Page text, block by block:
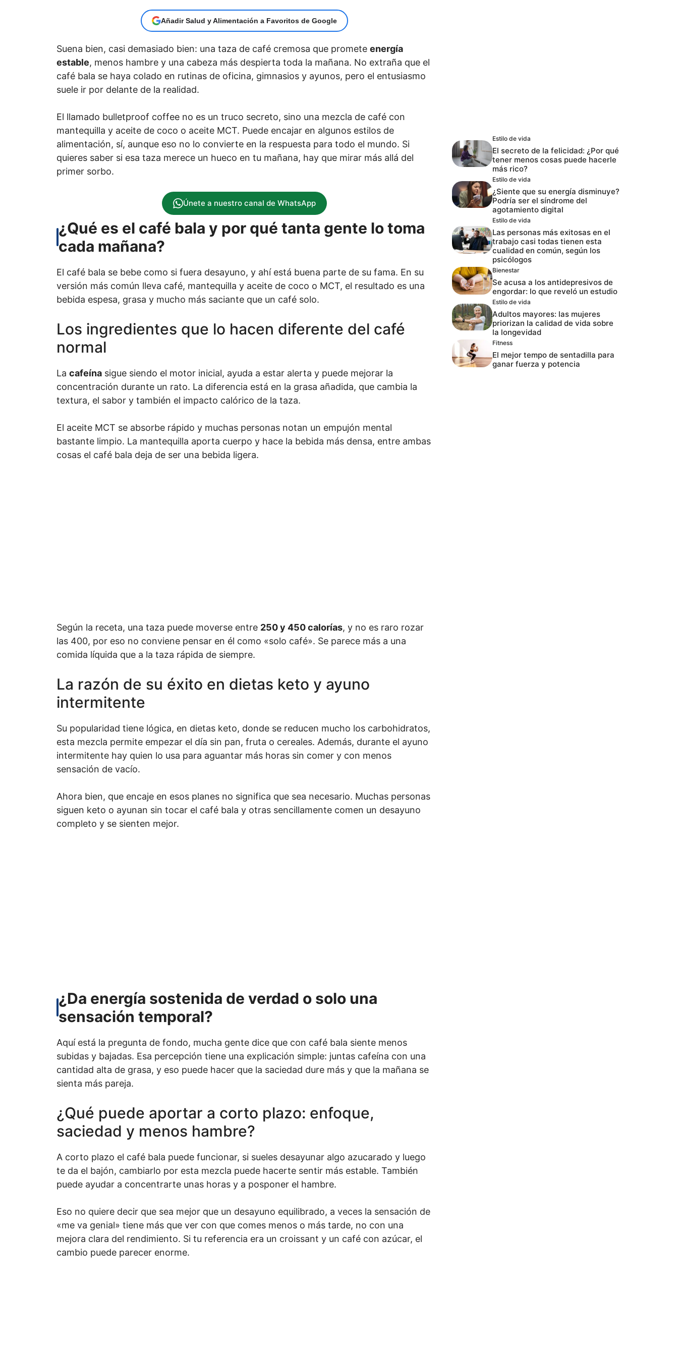
Añadir Salud y Alimentación a Favoritos de Google
Suena bien, casi demasiado bien: una taza de café cremosa que promete energía
estable, menos hambre y una cabeza más despierta toda la mañana. No extraña que el
café bala se haya colado en rutinas de oficina, gimnasios y ayunos, pero el entusiasmo
suele ir por delante de la realidad.
El llamado bulletproof coffee no es un truco secreto, sino una mezcla de café con
mantequilla y aceite de coco o aceite MCT. Puede encajar en algunos estilos de
alimentación, sí, aunque eso no lo convierte en la respuesta para todo el mundo. Si
quieres saber si esa taza merece un hueco en tu mañana, hay que mirar más allá del
primer sorbo.
Únete a nuestro canal de WhatsApp
¿Qué es el café bala y por qué tanta gente lo toma
cada mañana?
El café bala se bebe como si fuera desayuno, y ahí está buena parte de su fama. En su
versión más común lleva café, mantequilla y aceite de coco o MCT, el resultado es una
bebida espesa, grasa y mucho más saciante que un café solo.
Los ingredientes que lo hacen diferente del café
normal
La cafeína sigue siendo el motor inicial, ayuda a estar alerta y puede mejorar la
concentración durante un rato. La diferencia está en la grasa añadida, que cambia la
textura, el sabor y también el impacto calórico de la taza.
El aceite MCT se absorbe rápido y muchas personas notan un empujón mental
bastante limpio. La mantequilla aporta cuerpo y hace la bebida más densa, entre ambas
cosas el café bala deja de ser una bebida ligera.
Según la receta, una taza puede moverse entre 250 y 450 calorías, y no es raro rozar
las 400, por eso no conviene pensar en él como «solo café». Se parece más a una
comida líquida que a la taza rápida de siempre.
La razón de su éxito en dietas keto y ayuno
intermitente
Su popularidad tiene lógica, en dietas keto, donde se reducen mucho los carbohidratos,
esta mezcla permite empezar el día sin pan, fruta o cereales. Además, durante el ayuno
intermitente hay quien lo usa para aguantar más horas sin comer y con menos
sensación de vacío.
Ahora bien, que encaje en esos planes no significa que sea necesario. Muchas personas
siguen keto o ayunan sin tocar el café bala y otras sencillamente comen un desayuno
completo y se sienten mejor.
¿Da energía sostenida de verdad o solo una
sensación temporal?
Aquí está la pregunta de fondo, mucha gente dice que con café bala siente menos
subidas y bajadas. Esa percepción tiene una explicación simple: juntas cafeína con una
cantidad alta de grasa, y eso puede hacer que la saciedad dure más y que la mañana se
sienta más pareja.
¿Qué puede aportar a corto plazo: enfoque,
saciedad y menos hambre?
A corto plazo el café bala puede funcionar, si sueles desayunar algo azucarado y luego
te da el bajón, cambiarlo por esta mezcla puede hacerte sentir más estable. También
puede ayudar a concentrarte unas horas y a posponer el hambre.
Eso no quiere decir que sea mejor que un desayuno equilibrado, a veces la sensación de
«me va genial» tiene más que ver con que comes menos o más tarde, no con una
mejora clara del rendimiento. Si tu referencia era un croissant y un café con azúcar, el
cambio puede parecer enorme.
Estilo de vida
El secreto de la felicidad: ¿Por qué
tener menos cosas puede hacerle
más rico?
Estilo de vida
¿Siente que su energía disminuye?
Podría ser el síndrome del
agotamiento digital
Estilo de vida
Las personas más exitosas en el
trabajo casi todas tienen esta
cualidad en común, según los
psicólogos
Bienestar
Se acusa a los antidepresivos de
engordar: lo que reveló un estudio
Estilo de vida
Adultos mayores: las mujeres
priorizan la calidad de vida sobre
la longevidad
Fitness
El mejor tempo de sentadilla para
ganar fuerza y potencia